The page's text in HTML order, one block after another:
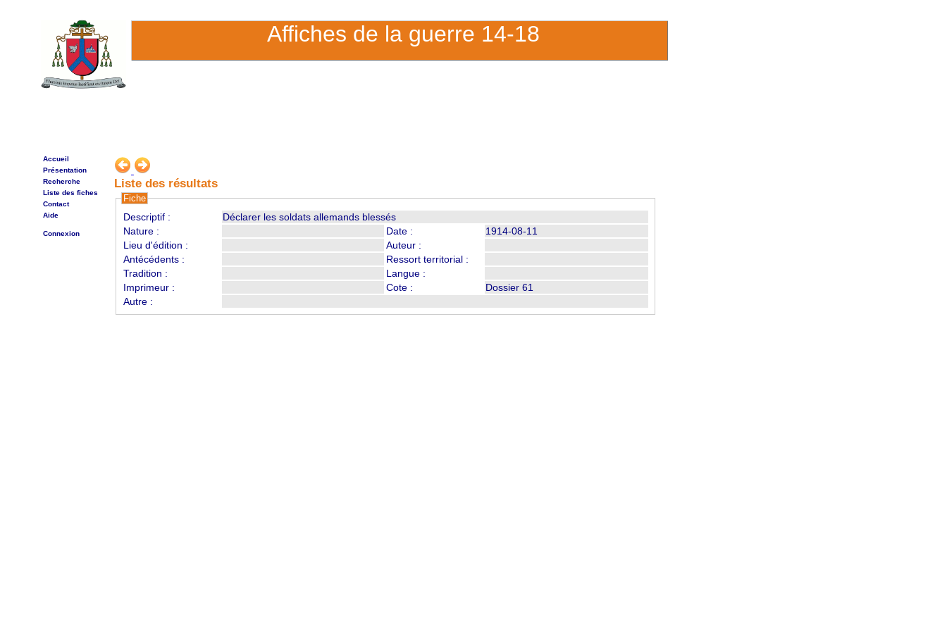
Affiches de la guerre 14-18
Accueil
Présentation
Recherche
Liste des fiches
Contact
Aide
Connexion
Liste des résultats
Fiche
Descriptif :
Déclarer les soldats allemands blessés
Nature :
Date :
1914-08-11
Lieu d'édition :
Auteur :
Antécédents :
Ressort territorial :
Tradition :
Langue :
Imprimeur :
Cote :
Dossier 61
Autre :